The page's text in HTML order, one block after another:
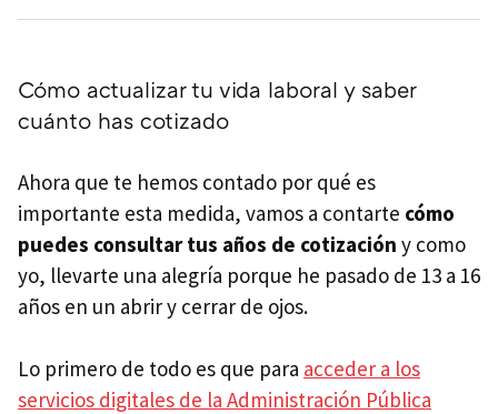
Cómo actualizar tu vida laboral y saber
cuánto has cotizado
Ahora que te hemos contado por qué es
importante esta medida, vamos a contarte cómo
puedes consultar tus años de cotización y como
yo, llevarte una alegría porque he pasado de 13 a 16
años en un abrir y cerrar de ojos.
Lo primero de todo es que para acceder a los
servicios digitales de la Administración Pública